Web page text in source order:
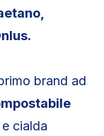
brand ad
cialda